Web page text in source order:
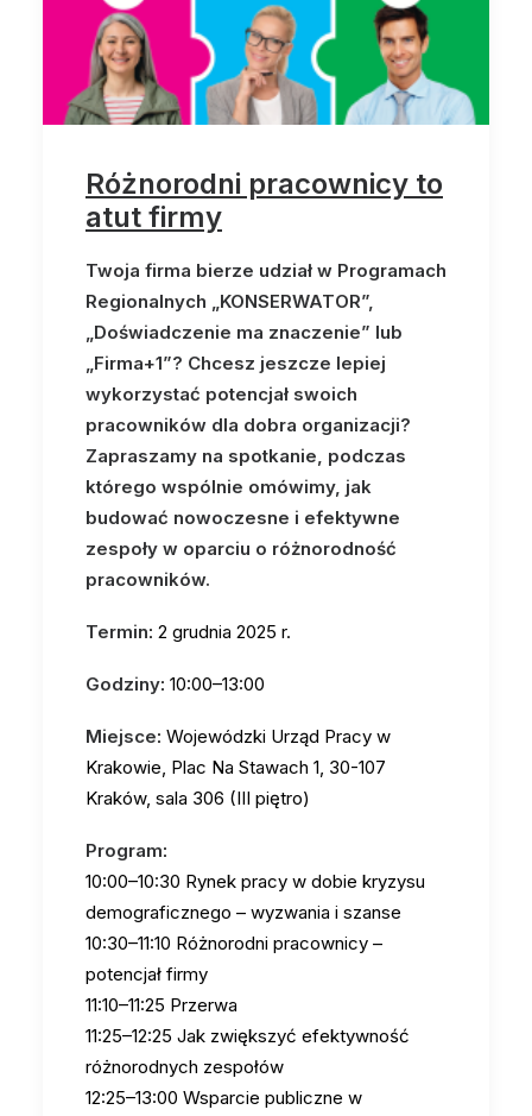
Różnorodni pracownicy to
atut firmy
Twoja firma bierze udział w Programach
Regionalnych „KONSERWATOR”,
„Doświadczenie ma znaczenie” lub
„Firma+1”? Chcesz jeszcze lepiej
wykorzystać potencjał swoich
pracowników dla dobra organizacji?
Zapraszamy na spotkanie, podczas
którego wspólnie omówimy, jak
budować nowoczesne i efektywne
zespoły w oparciu o różnorodność
pracowników.
Termin: 2 grudnia 2025 r.
Godziny: 10:00–13:00
Miejsce: Wojewódzki Urząd Pracy w
Krakowie, Plac Na Stawach 1, 30-107
Kraków, sala 306 (III piętro)
Program:
10:00–10:30 Rynek pracy w dobie kryzysu
demograficznego – wyzwania i szanse
10:30–11:10 Różnorodni pracownicy –
potencjał firmy
11:10–11:25 Przerwa
11:25–12:25 Jak zwiększyć efektywność
różnorodnych zespołów
12:25–13:00 Wsparcie publiczne w